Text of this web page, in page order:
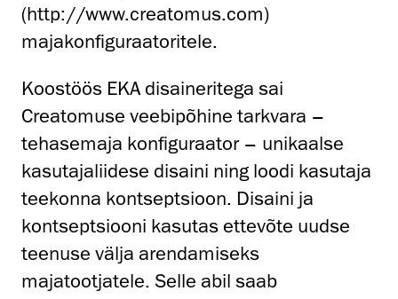
(http://www.creatomus.com)
majakonfiguraatoritele.
Koostöös EKA disaineritega sai
Creatomuse veebipõhine tarkvara –
tehasemaja konfiguraator – unikaalse
kasutajaliidese disaini ning loodi kasutaja
teekonna kontseptsioon. Disaini ja
kontseptsiooni kasutas ettevõte uudse
teenuse välja arendamiseks
majatootjatele. Selle abil saab